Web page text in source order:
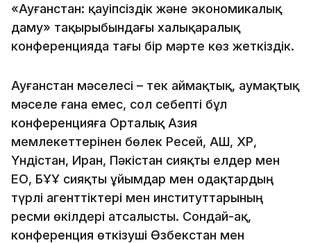
«Ауғанстан: қауіпсіздік және экономикалық
даму» тақырыбындағы халықаралық
конференцияда тағы бір мәрте көз жеткіздік.
Ауғанстан мәселесі – тек аймақтық, аумақтық
мәселе ғана емес, сол себепті бұл
конференцияға Орталық Азия
мемлекеттерінен бөлек Ресей, АҚШ, ҚХР,
Үндістан, Иран, Пәкістан сияқты елдер мен
ЕО, БҰҰ сияқты ұйымдар мен одақтардың
түрлі агенттіктері мен институттарының
ресми өкілдері атсалысты. Сондай-ақ,
конференция өткізуші Өзбекстан мен